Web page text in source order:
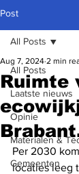
Post
All Posts
Laatste nieuws
Opinie
Materialen &
Gemeenten
All Posts
Ruimte
Aug 7, 2024 2 min
Per 2030
locaties leeg